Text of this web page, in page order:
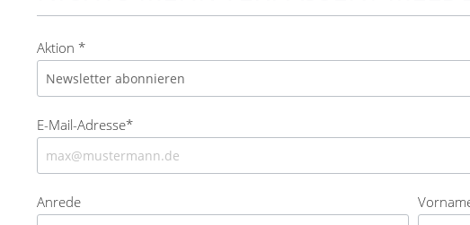
Aktion *
E-Mail-Adresse*
Anrede